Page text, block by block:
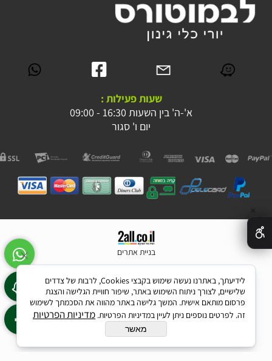
שעות פעילות :
א'-ה' בין השעות 16:30 - 09:00
יום ו' סגור
בניית אתרים
לידיעתך, באתרנו נעשה שימוש בקבצי Cookies, לרבות של צדדים
שלישיים, לצורך ניתוח השימוש באתר, שיפור חוויית הגלישה והצגת
פרסום מותאם אישית. המשך גלישה באתר מהווה את הסכמתך לשימוש
זה. לפרטים נוספים ניתן לעיין במדיניות הפרטיות. מדיניות הפרטיות
מאשר